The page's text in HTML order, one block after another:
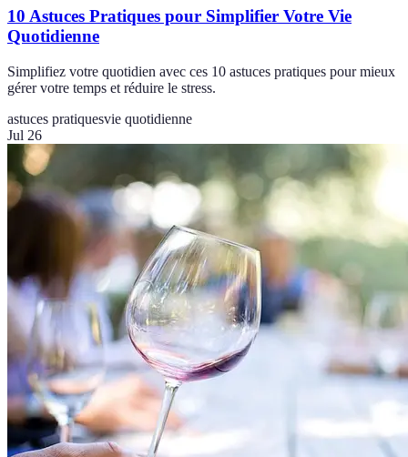
10 Astuces Pratiques pour Simplifier Votre Vie
Quotidienne
Simplifiez votre quotidien avec ces 10 astuces pratiques pour mieux
gérer votre temps et réduire le stress.
astuces pratiquesvie quotidienne
Jul 26